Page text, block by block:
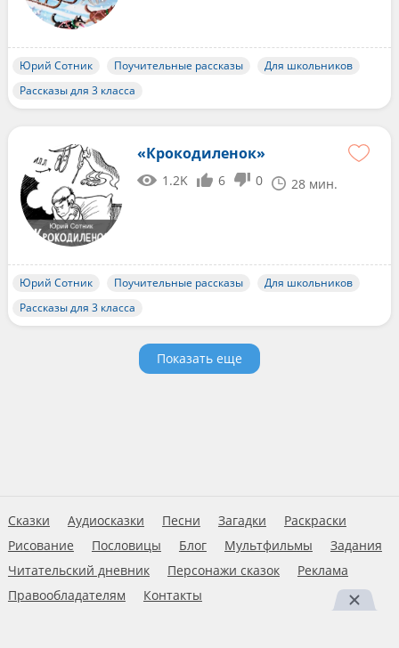
Юрий Сотник Поучительные рассказы
Для школьников
Рассказы для 3 класса
«Крокодиленок»
1.2K 6 0 28 мин.
Юрий Сотник Поучительные рассказы
Для школьников
Рассказы для 3 класса
Показать еще
Сказки Аудиосказки Песни Загадки
Раскраски
Рисование
Пословицы Блог Мультфильмы
Задания
Читательский дневник
Персонажи сказок
Реклама
Правообладателям
Контакты